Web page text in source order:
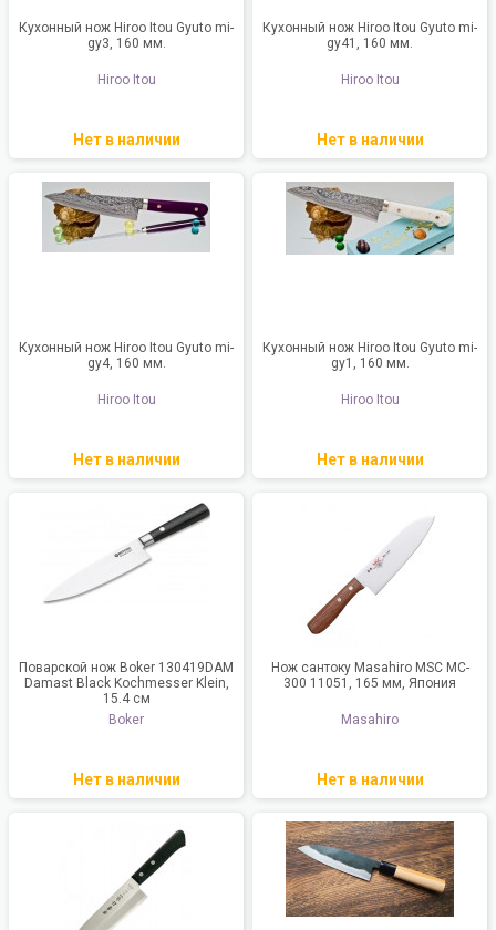
Кухонный нож Hiroo Itou Gyuto mi-
gy3, 160 мм.
Hiroo Itou
Нет в наличии
Кухонный нож Hiroo Itou Gyuto mi-
gy41, 160 мм.
Hiroo Itou
Нет в наличии
Кухонный нож Hiroo Itou Gyuto mi-
gy4, 160 мм.
Hiroo Itou
Нет в наличии
Кухонный нож Hiroo Itou Gyuto mi-
gy1, 160 мм.
Hiroo Itou
Нет в наличии
Поварской нож Boker 130419DAM
Damast Black Kochmesser Klein,
15.4 см
Boker
Нет в наличии
Нож сантоку Masahiro MSC MC-
300 11051, 165 мм, Япония
Masahiro
Нет в наличии